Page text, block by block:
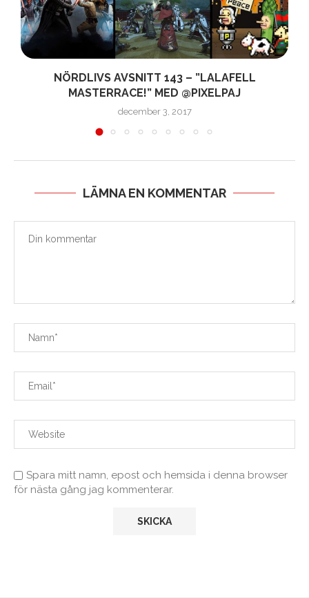
NÖRDLIVS AVSNITT 143 – ”LALAFELL
MASTERRACE!” MED @PIXELPAJ
december 3, 2017
LÄMNA EN KOMMENTAR
Spara mitt namn, epost och hemsida i denna browser
för nästa gång jag kommenterar.